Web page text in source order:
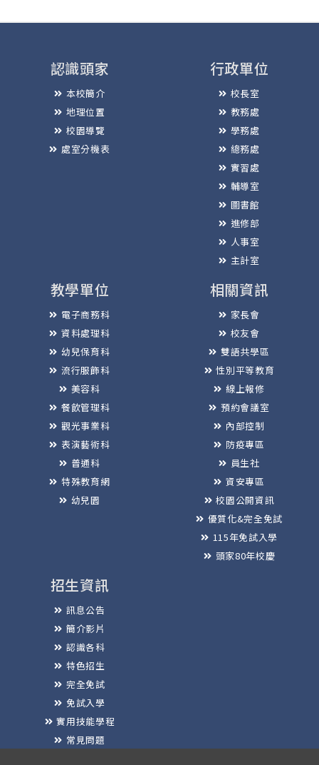
認識頭家
本校簡介
地理位置
校園導覽
處室分機表
行政單位
校長室
教務處
學務處
總務處
實習處
輔導室
圖書館
進修部
人事室
主計室
教學單位
電子商務科
資料處理科
幼兒保育科
流行服飾科
美容科
餐飲管理科
觀光事業科
表演藝術科
普通科
特殊教育網
幼兒園
相關資訊
家長會
校友會
雙語共學區
性別平等教育
線上報修
預約會議室
內部控制
防疫專區
員生社
資安專區
校園公開資訊
優質化&完全免試
115年免試入學
頭家80年校慶
招生資訊
訊息公告
簡介影片
認識各科
特色招生
完全免試
免試入學
實用技能學程
常見問題